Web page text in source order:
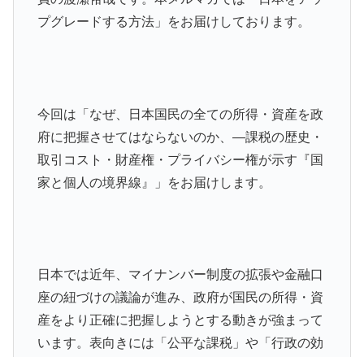
プグレードする方法」をお届けしております。
今回は「なぜ、日本国民の全ての所得・資産を政
府に把握させてはならないのか、―課税の歴史・
取引コスト・財産権・プライバシー権が示す『国
家と個人の境界線』」をお届けします。
日本では近年、マイナンバー制度の拡張や金融口
座の紐づけの議論が進み、政府が国民の所得・資
産をより正確に把握しようとする動きが強まって
います。表向きには「公平な課税」や「行政の効